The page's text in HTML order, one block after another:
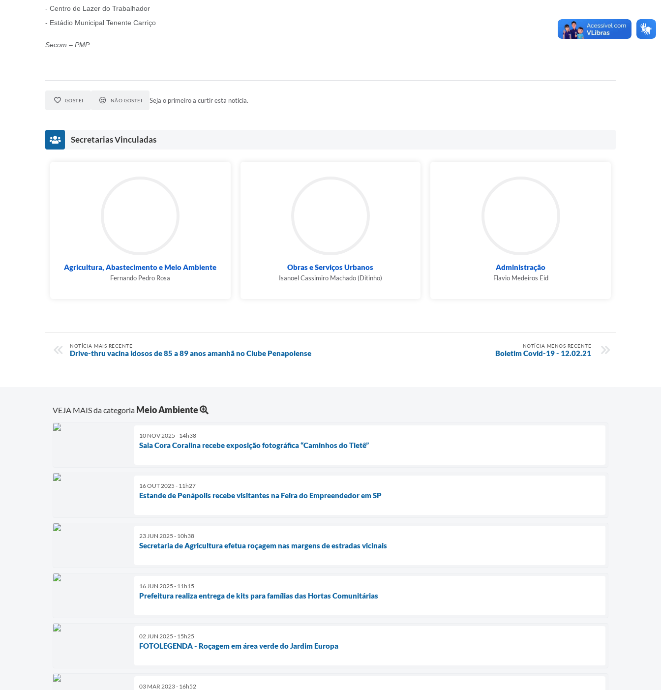
- Centro de Lazer do Trabalhador
- Estádio Municipal Tenente Carriço
Secom – PMP
GOSTEI NÃO GOSTEI Seja o primeiro a curtir esta notícia.
Secretarias Vinculadas
Agricultura, Abastecimento e Meio Ambiente
Fernando Pedro Rosa
Obras e Serviços Urbanos
Isanoel Cassimiro Machado (Ditinho)
Administração
Flavio Medeiros Eid
NOTÍCIA MAIS RECENTE
Drive-thru vacina idosos de 85 a 89 anos amanhã no Clube Penapolense
NOTÍCIA MENOS RECENTE
Boletim Covid-19 - 12.02.21
VEJA MAIS da categoria Meio Ambiente
10 NOV 2025 - 14h38
Sala Cora Coralina recebe exposição fotográfica “Caminhos do Tietê”
16 OUT 2025 - 11h27
Estande de Penápolis recebe visitantes na Feira do Empreendedor em SP
23 JUN 2025 - 10h38
Secretaria de Agricultura efetua roçagem nas margens de estradas vicinais
16 JUN 2025 - 11h15
Prefeitura realiza entrega de kits para famílias das Hortas Comunitárias
02 JUN 2025 - 15h25
FOTOLEGENDA - Roçagem em área verde do Jardim Europa
03 MAR 2023 - 16h52